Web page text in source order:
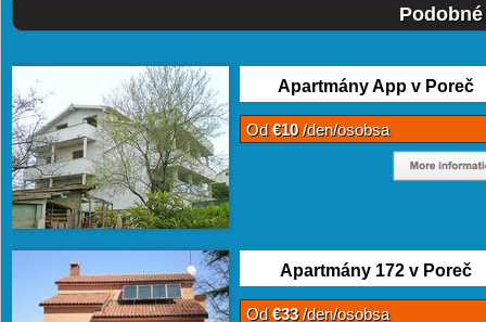
Apartmány App v Poreč
Od€10/den/osobsa
Apartmány 172 v Poreč
Od€33/den/osobsa